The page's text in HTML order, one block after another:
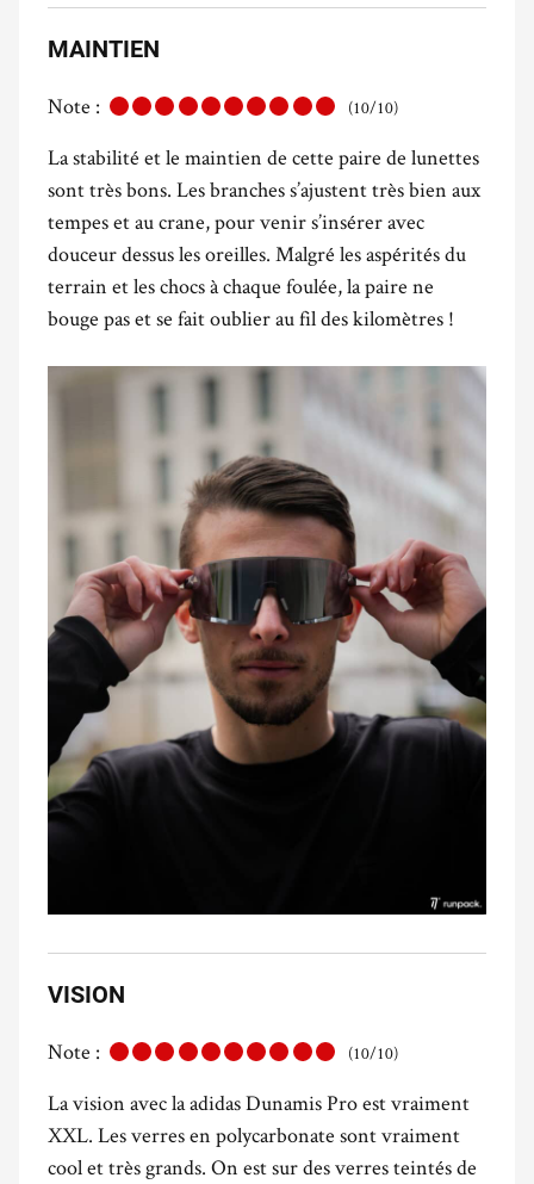
MAINTIEN
Note : (10/10)
La stabilité et le maintien de cette paire de lunettes
sont très bons. Les branches s’ajustent très bien aux
tempes et au crane, pour venir s’insérer avec
douceur dessus les oreilles. Malgré les aspérités du
terrain et les chocs à chaque foulée, la paire ne
bouge pas et se fait oublier au fil des kilomètres !
VISION
Note : (10/10)
La vision avec la adidas Dunamis Pro est vraiment
XXL. Les verres en polycarbonate sont vraiment
cool et très grands. On est sur des verres teintés de